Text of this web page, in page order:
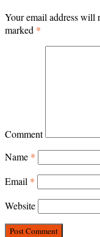
Your email address will
marked *
Comment
Name *
Email *
Website